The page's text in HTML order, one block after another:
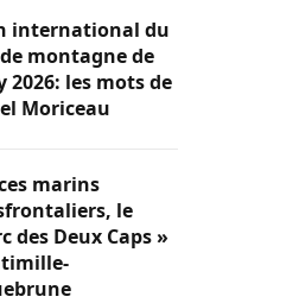
international du
montagne de
2026: les mots de
Moriceau
marins
le
des Deux Caps »